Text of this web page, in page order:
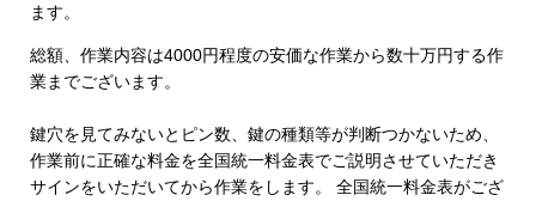
ます。
総額、作業内容は4000円程度の安価な作業から数十万円する作
業までございます。
鍵穴を見てみないとピン数、鍵の種類等が判断つかないため、
作業前に正確な料金を全国統一料金表でご説明させていただき
サインをいただいてから作業をします。 全国統一料金表がござ